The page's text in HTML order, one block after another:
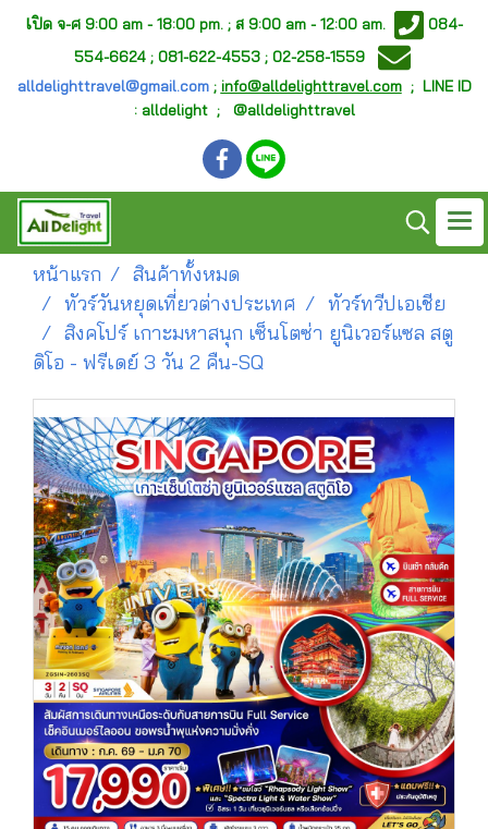
เปิด จ-ศ 9:00 am - 18:00 pm. ; ส 9:00 am - 12:00 am.
084-
554-6624 ; 081-622-4553 ; 02-258-1559
alldelighttravel@gmail.com; info@alldelighttravel.com; LINE ID
: alldelight ; @alldelighttravel
หน้าแรก
สินค้าทั้งหมด
ทัวร์วันหยุดเที่ยวต่างประเทศ
ทัวร์ทวีปเอเชีย
สิงคโปร์ เกาะมหาสนุก เซ็นโตซ่า ยูนิเวอร์แซล สตู
ดิโอ - ฟรีเดย์ 3 วัน 2 คืน-SQ